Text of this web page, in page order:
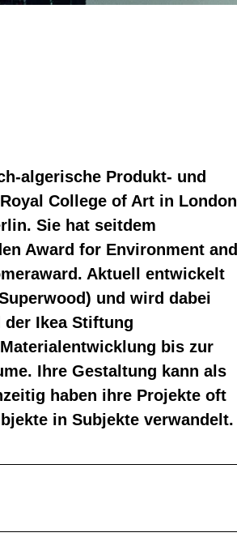
algerische Produkt- und
College of Art in London
Sie hat seitdem
Award for Environment and
Aktuell entwickelt
und wird dabei
Ikea Stiftung
bis zur
Ihre Gestaltung kann als
haben ihre Projekte oft
in Subjekte verwandelt.